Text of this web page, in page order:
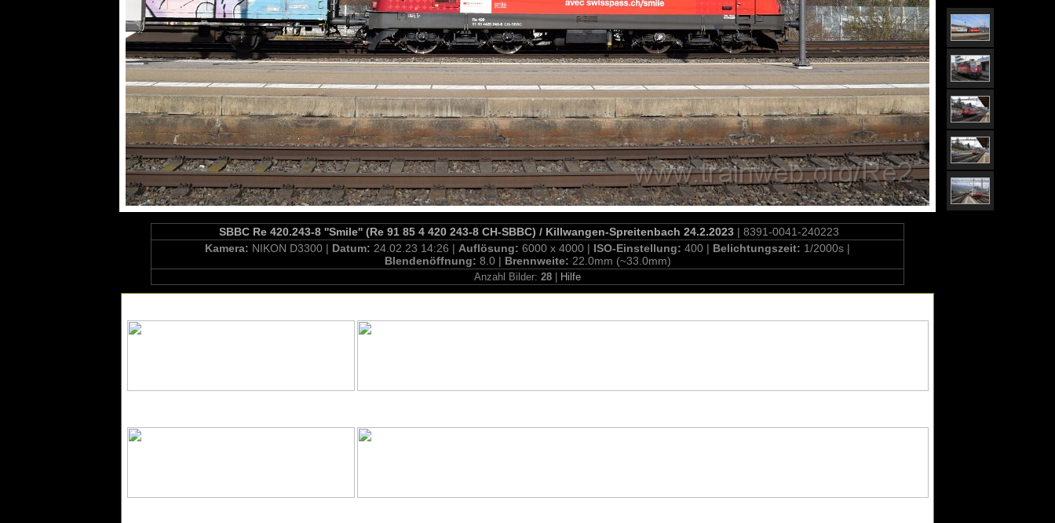
SBBC Re 420.243-8 ''Smile'' (Re 91 85 4 420 243-8 CH-SBBC) / Killwangen-Spreitenbach 24.2.2023 | 8391-0041-240223
Kamera: NIKON D3300 | Datum: 24.02.23 14:26 | Auflösung: 6000 x 4000 | ISO-Einstellung: 400 | Belichtungszeit: 1/2000s |
Blendenöffnung: 8.0 | Brennweite: 22.0mm (~33.0mm)
Anzahl Bilder: 28 Hilfe